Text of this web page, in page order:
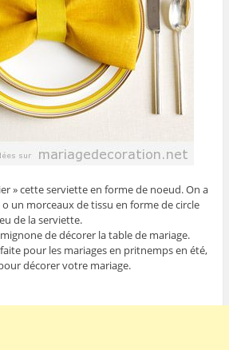
» cette serviette en forme de noeud. On a
o un morceaux de tissu en forme de circle
de la serviette.
de décorer la table de mariage.
pour les mariages en pritnemps en été,
décorer votre mariage.